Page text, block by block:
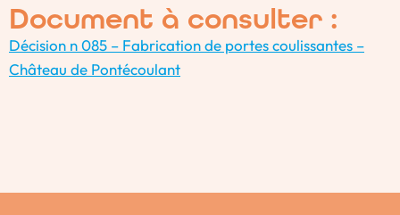
Document à consulter :
Décision n 085 – Fabrication de portes coulissantes –
Château de Pontécoulant